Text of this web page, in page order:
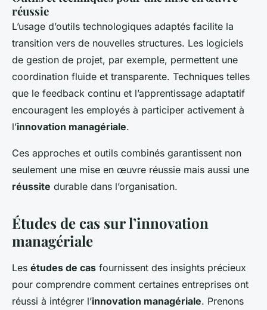
réussie
L’usage d’outils technologiques adaptés facilite la
transition vers de nouvelles structures. Les logiciels
de gestion de projet, par exemple, permettent une
coordination fluide et transparente. Techniques telles
que le feedback continu et l’apprentissage adaptatif
encouragent les employés à participer activement à
l’innovation managériale.
Ces approches et outils combinés garantissent non
seulement une mise en œuvre réussie mais aussi une
réussite durable dans l’organisation.
Études de cas sur l’innovation
managériale
Les études de cas fournissent des insights précieux
pour comprendre comment certaines entreprises ont
réussi à intégrer l’innovation managériale. Prenons